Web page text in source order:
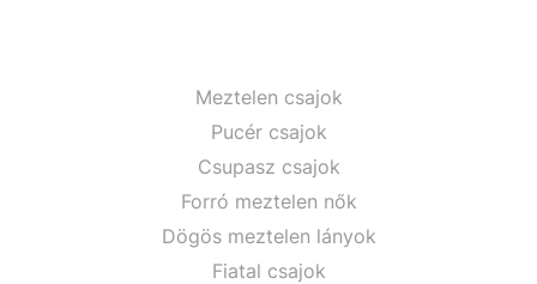
Meztelen csajok
Pucér csajok
Csupasz csajok
Forró meztelen nők
Dögös meztelen lányok
Fiatal csajok